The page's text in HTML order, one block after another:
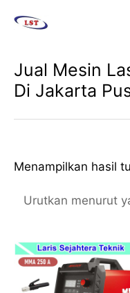
Jual Mesin
Di Jakarta
Menampilkan hasil